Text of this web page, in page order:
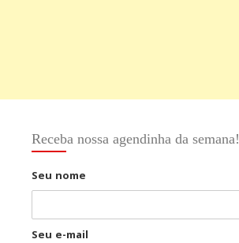
Receba nossa agendinha da semana!
Seu nome
Seu e-mail